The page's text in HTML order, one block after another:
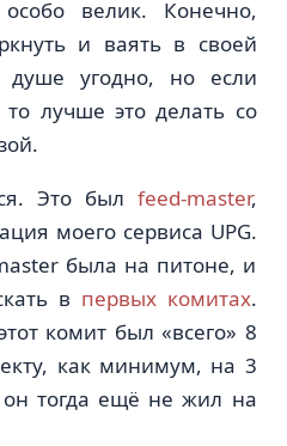
велик. Конечно,
и ваять в своей
душе угодно, но если
лучше это делать со
Это был feed-master,
моего сервиса UPG.
была на питоне, и
в первых комитах.
комит был «всего» 8
как минимум, на 3
он тогда ещё не жил на